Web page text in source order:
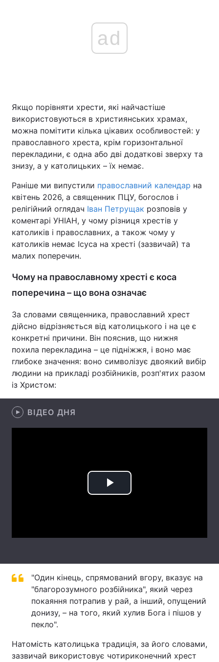
Україна Політика
Економіка Світ
Наука
Техно і зв'язок Лайт
Зброя Інциденти
Здоров'я Туризм
Цікавинки Погода
Екологія
Лонгріди
Інтерв'ю Думки
Архів Вакансії
Контакти
ad
Якщо порівняти хрести, які найчастіше
використовуються в християнських храмах,
можна помітити кілька цікавих особливостей: у
православного хреста, крім горизонтальної
перекладини, є одна або дві додаткові зверху та
знизу, а у католицьких – їх немає.
Раніше ми випустили православний календар на
квітень 2026, а священник ПЦУ, богослов і
релігійний оглядач Іван Петрущак розповів у
коментарі УНІАН, у чому різниця хрестів у
католиків і православних, а також чому у
католиків немає Ісуса на хресті (зазвичай) та
малих поперечин.
Чому на православному хресті є коса
поперечина – що вона означає
За словами священника, православний хрест
дійсно відрізняється від католицького і на це є
конкретні причини. Він пояснив, що нижня
похила перекладина – це підніжжя, і воно має
глибоке значення: воно символізує двоякий вибір
людини на прикладі розбійників, розп'ятих разом
із Христом:
ВІДЕО ДНЯ
Play
"Один кінець, спрямований вгору, вказує на
"благорозумного розбійника", який через
покаяння потрапив у рай, а інший, опущений
донизу, – на того, який хулив Бога і пішов у
пекло".
Натомість католицька традиція, за його словами,
зазвичай використовує чотириконечний хрест